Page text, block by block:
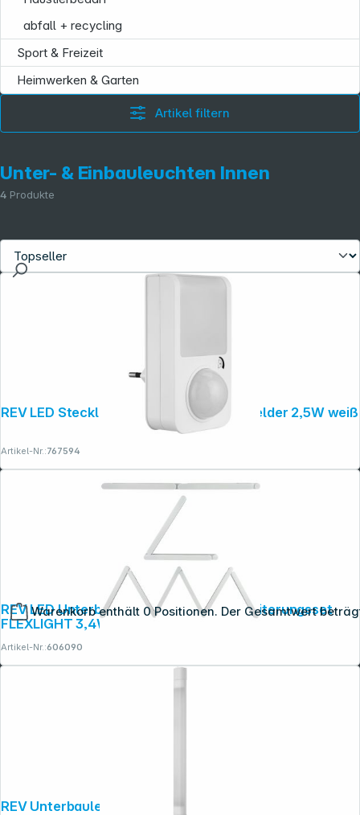
Warenkorb enthält 0 Positionen. Der Gesamtwert
abfall + recycling
Sport & Freizeit
Heimwerken & Garten
Artikel filtern
Unter- & Einbauleuchten Innen
4 Produkte
REV LED Steckleuchte mit Bewegungsmelder 2,5W weiß
Artikel-Nr.:767594
REV LED Unterbauleuchte ADD-ON Erweiterungsset
FLEXLIGHT 3,4W
Artikel-Nr.:606090
REV Unterbauleuchte V300 weiß